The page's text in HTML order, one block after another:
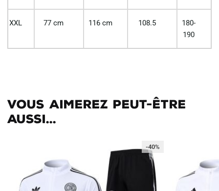
XXL 77 cm 116 cm 108.5
180-
190
Vous aimerez peut-être
aussi...
-40%